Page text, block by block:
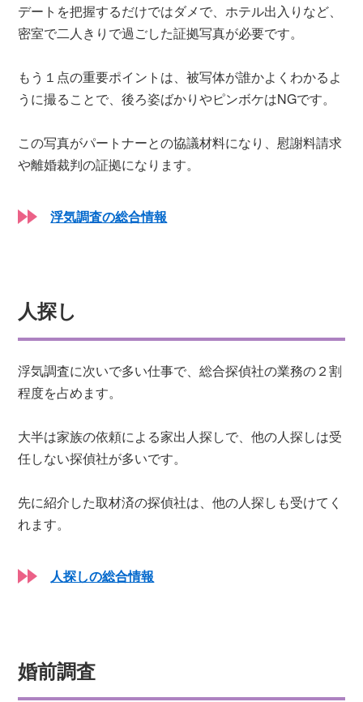
デートを把握するだけではダメで、ホテル出入りなど、
密室で二人きりで過ごした証拠写真が必要です。
もう１点の重要ポイントは、被写体が誰かよくわかるよ
うに撮ることで、後ろ姿ばかりやピンボケはNGです。
この写真がパートナーとの協議材料になり、慰謝料請求
や離婚裁判の証拠になります。
浮気調査の総合情報
人探し
浮気調査に次いで多い仕事で、総合探偵社の業務の２割
程度を占めます。
大半は家族の依頼による家出人探しで、他の人探しは受
任しない探偵社が多いです。
先に紹介した取材済の探偵社は、他の人探しも受けてく
れます。
人探しの総合情報
婚前調査